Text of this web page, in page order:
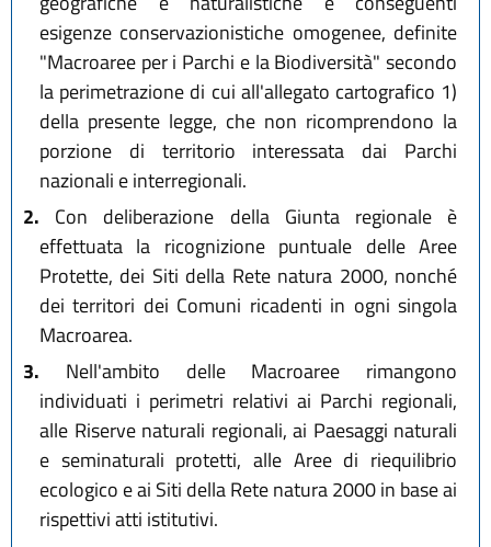
esigenze conservazionistiche omogenee, definite
"Macroaree per i Parchi e la Biodiversità" secondo
la perimetrazione di cui all'allegato cartografico 1)
della presente legge, che non ricomprendono la
porzione di territorio interessata dai Parchi
nazionali e interregionali.
2. Con deliberazione della Giunta regionale è
effettuata la ricognizione puntuale delle Aree
Protette, dei Siti della Rete natura 2000, nonché
dei territori dei Comuni ricadenti in ogni singola
Macroarea.
3. Nell'ambito delle Macroaree rimangono
individuati i perimetri relativi ai Parchi regionali,
alle Riserve naturali regionali, ai Paesaggi naturali
e seminaturali protetti, alle Aree di riequilibrio
ecologico e ai Siti della Rete natura 2000 in base ai
rispettivi atti istitutivi.